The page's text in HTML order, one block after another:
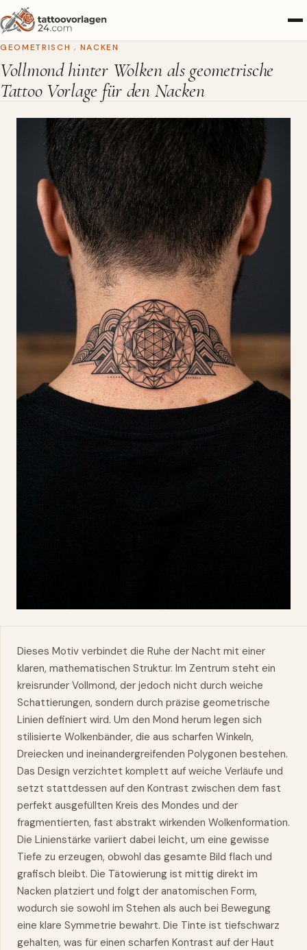
GEOMETRISCH , NACKEN
Vollmond hinter Wolken als geometrische
Tattoo Vorlage für den Nacken
Dieses Motiv verbindet die Ruhe der Nacht mit einer
klaren, mathematischen Struktur. Im Zentrum steht ein
kreisrunder Vollmond, der jedoch nicht durch weiche
Schattierungen, sondern durch präzise geometrische
Linien definiert wird. Um den Mond herum legen sich
stilisierte Wolkenbänder, die aus scharfen Winkeln,
Dreiecken und ineinandergreifenden Polygonen bestehen.
Das Design verzichtet komplett auf weiche Verläufe und
setzt stattdessen auf den Kontrast zwischen dem fast
perfekt ausgefüllten Kreis des Mondes und der
fragmentierten, fast abstrakt wirkenden Wolkenformation.
Die Linienstärke variiert dabei leicht, um eine gewisse
Tiefe zu erzeugen, obwohl das gesamte Bild flach und
grafisch bleibt. Die Tätowierung ist mittig direkt im
Nacken platziert und folgt der anatomischen Form,
wodurch sie sowohl im Stehen als auch bei Bewegung
eine klare Symmetrie bewahrt. Die Tinte ist tiefschwarz
gehalten, was für einen scharfen Kontrast auf der Haut